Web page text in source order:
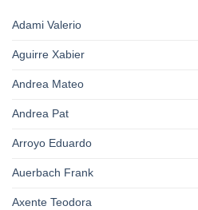
Adami Valerio
Aguirre Xabier
Andrea Mateo
Andrea Pat
Arroyo Eduardo
Auerbach Frank
Axente Teodora